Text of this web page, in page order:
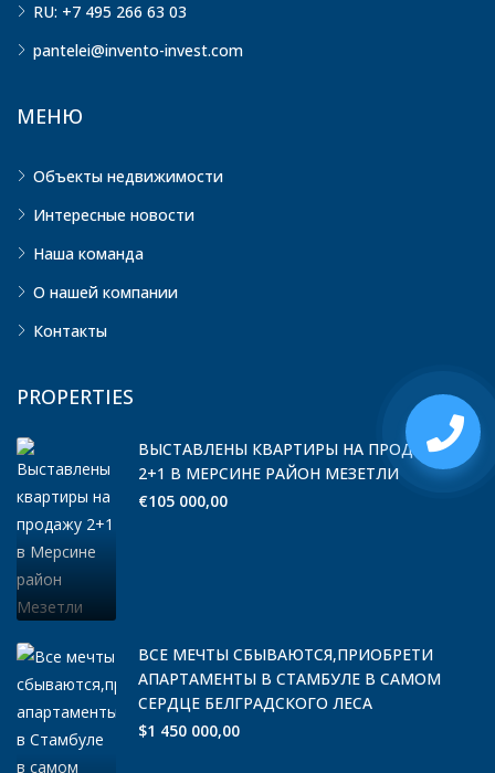
RU: +7 495 266 63 03
pantelei@invento-invest.com
МЕНЮ
Объекты недвижимости
Интересные новости
Наша команда
О нашей компании
Контакты
PROPERTIES
ВЫСТАВЛЕНЫ КВАРТИРЫ НА ПРОДАЖУ
2+1 В МЕРСИНЕ РАЙОН МЕЗЕТЛИ
€105 000,00
ВСЕ МЕЧТЫ СБЫВАЮТСЯ,ПРИОБРЕТИ
АПАРТАМЕНТЫ В СТАМБУЛЕ В САМОМ
СЕРДЦЕ БЕЛГРАДСКОГО ЛЕСА
$1 450 000,00